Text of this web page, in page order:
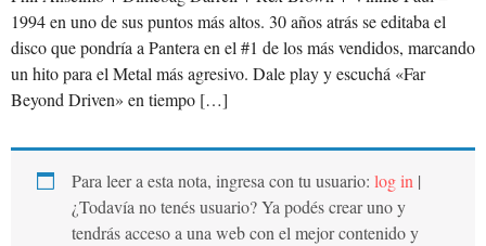
1994 en uno de sus puntos más altos. 30 años atrás se editaba el
disco que pondría a Pantera en el #1 de los más vendidos, marcando
un hito para el Metal más agresivo. Dale play y escuchá «Far
Beyond Driven» en tiempo […]
Para leer a esta nota, ingresa con tu usuario: log in |
¿Todavía no tenés usuario? Ya podés crear uno y
tendrás acceso a una web con el mejor contenido y